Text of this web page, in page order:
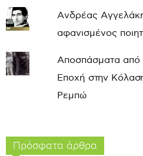
Ανδρέας
αφανισμένος
Αποσπάσματα από
Εποχή στην
Ρεμπώ
Πρόσφατα άρθρα